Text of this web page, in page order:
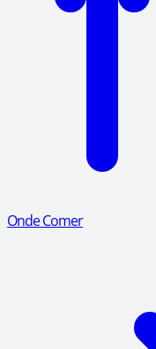
Onde Comer